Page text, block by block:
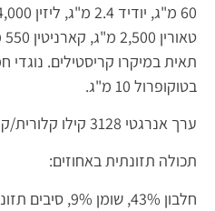
תאית במיקרו קריסטילים.
בטוקופרול 10 מ"ג.
ערך אנרגטי 3128 קילו קלורית/קילו.
תכולה תזונתית באחוזים: